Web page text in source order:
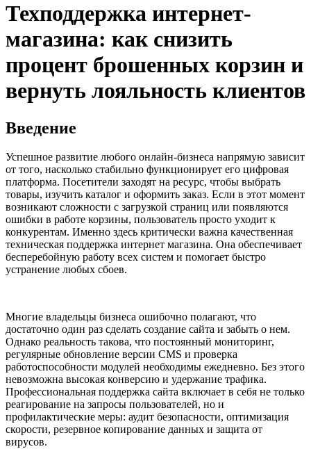
Техподдержка интернет-
магазина: как снизить
процент брошенных корзин и
вернуть лояльность клиентов
Введение
Успешное развитие любого онлайн-бизнеса напрямую зависит
от того, насколько стабильно функционирует его цифровая
платформа. Посетители заходят на ресурс, чтобы выбрать
товары, изучить каталог и оформить заказ. Если в этот момент
возникают сложности с загрузкой страниц или появляются
ошибки в работе корзины, пользователь просто уходит к
конкурентам. Именно здесь критически важна качественная
техническая поддержка интернет магазина. Она обеспечивает
бесперебойную работу всех систем и помогает быстро
устранение любых сбоев.
Многие владельцы бизнеса ошибочно полагают, что
достаточно один раз сделать создание сайта и забыть о нем.
Однако реальность такова, что постоянный мониторинг,
регулярные обновление версии CMS и проверка
работоспособности модулей необходимы ежедневно. Без этого
невозможна высокая конверсию и удержание трафика.
Профессиональная поддержка сайта включает в себя не только
реагирование на запросы пользователей, но и
профилактические меры: аудит безопасности, оптимизация
скорости, резервное копирование данных и защита от
вирусов.